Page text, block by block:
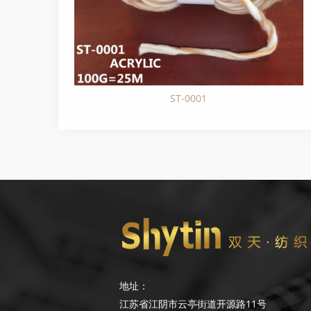
ST-0001
地址：
江苏省江阴市云亭街道开源路11号